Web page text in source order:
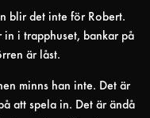
blir det inte för Robert.
in i trapphuset, bankar på
är låst.
minns han inte. Det är
att spela in. Det är ändå